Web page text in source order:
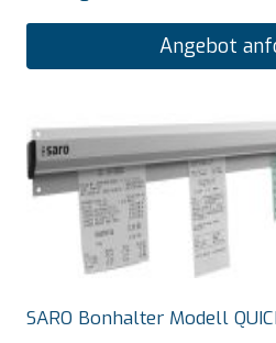
Angebot
SARO Bonhalter Modell